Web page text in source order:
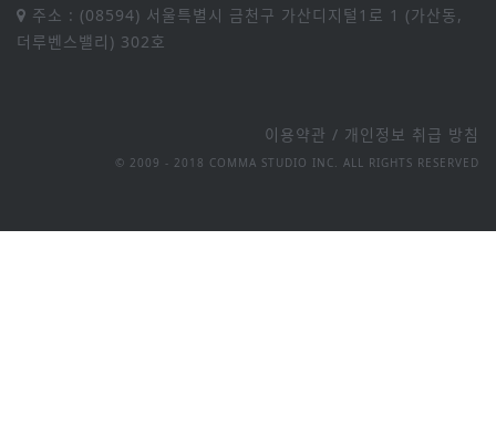
주소 : (08594) 서울특별시 금천구 가산디지털1로 1 (가산동,
더루벤스밸리) 302호
이용약관 / 개인정보 취급 방침
© 2009 - 2018 COMMA STUDIO INC. ALL RIGHTS RESERVED